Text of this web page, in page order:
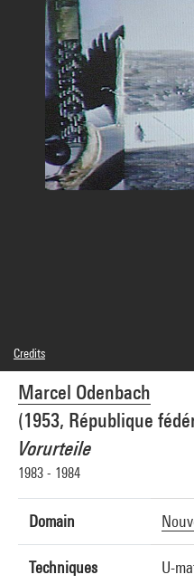
Marcel Odenbach
(1953, République
Vorurteile
1983 - 1984
Domain
Techniques U-
Credits
© Adagp, Paris
Photo credits : Service de la
Pompidou, MNAM-CCI
Image reference : 2A41591 [1994 CX